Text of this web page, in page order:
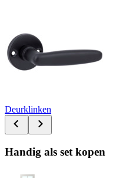
Deurklinken
Handig als set kopen